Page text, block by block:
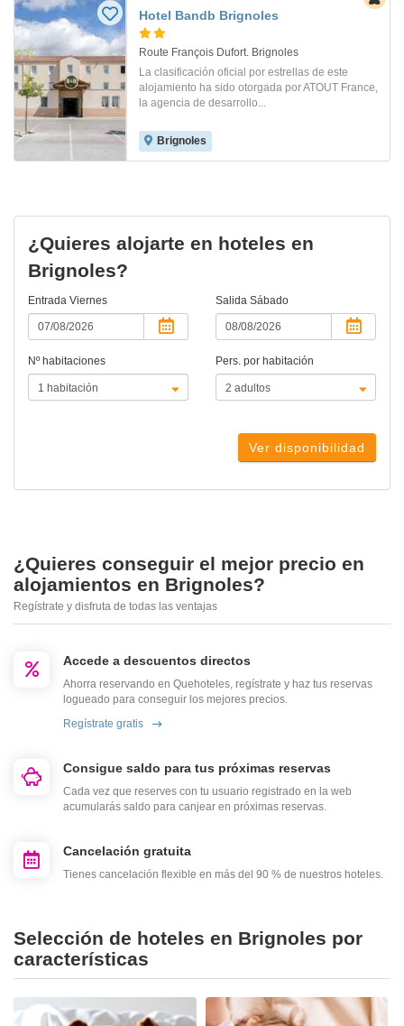
Hotel Bandb Brignoles
Route François Dufort. Brignoles
La clasificación oficial por estrellas de este
alojamiento ha sido otorgada por ATOUT France,
la agencia de desarrollo...
Brignoles
¿Quieres alojarte en hoteles en
Brignoles?
Entrada Viernes Salida Sábado
Nº habitaciones Pers. por habitación
Ver disponibilidad
¿Quieres conseguir el mejor precio en
alojamientos en Brignoles?
Regístrate y disfruta de todas las ventajas
Accede a descuentos directos
Ahorra reservando en Quehoteles, regístrate y haz tus reservas
logueado para conseguir los mejores precios.
Regístrate gratis
Consigue saldo para tus próximas reservas
Cada vez que reserves con tu usuario registrado en la web
acumularás saldo para canjear en próximas reservas.
Cancelación gratuita
Tienes cancelación flexible en más del 90 % de nuestros hoteles.
Selección de hoteles en Brignoles por
características